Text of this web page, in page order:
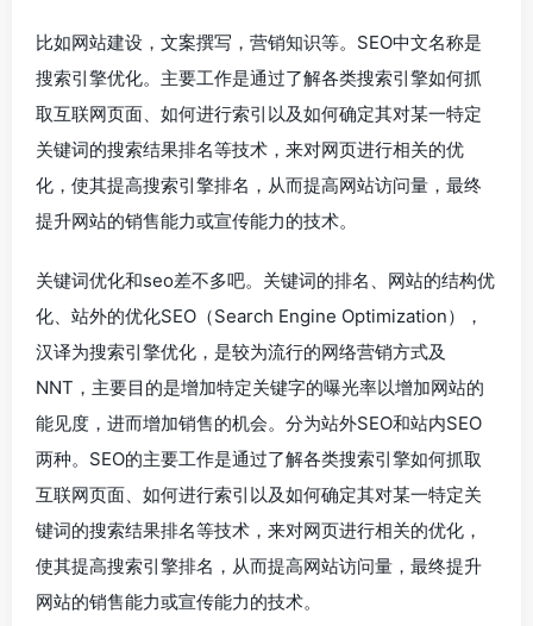
比如网站建设，文案撰写，营销知识等。SEO中文名称是
搜索引擎优化。主要工作是通过了解各类搜索引擎如何抓
取互联网页面、如何进行索引以及如何确定其对某一特定
关键词的搜索结果排名等技术，来对网页进行相关的优
化，使其提高搜索引擎排名，从而提高网站访问量，最终
提升网站的销售能力或宣传能力的技术。
关键词优化和seo差不多吧。关键词的排名、网站的结构优
化、站外的优化SEO（Search Engine Optimization），
汉译为搜索引擎优化，是较为流行的网络营销方式及
NNT，主要目的是增加特定关键字的曝光率以增加网站的
能见度，进而增加销售的机会。分为站外SEO和站内SEO
两种。SEO的主要工作是通过了解各类搜索引擎如何抓取
互联网页面、如何进行索引以及如何确定其对某一特定关
键词的搜索结果排名等技术，来对网页进行相关的优化，
使其提高搜索引擎排名，从而提高网站访问量，最终提升
网站的销售能力或宣传能力的技术。